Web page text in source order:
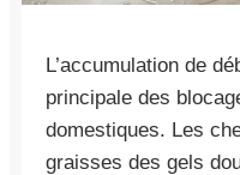
L’accumulation de
principale des
domestiques. Les
graisses des gels